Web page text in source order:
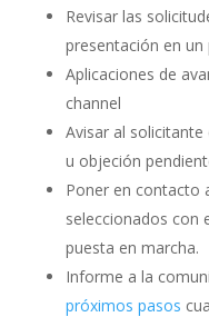
Revisar las
presentación en
Aplicaciones de
channel
Avisar al
u objeción
Poner en contacto
seleccionados con
puesta en marcha.
Informe a la
próximos pasos